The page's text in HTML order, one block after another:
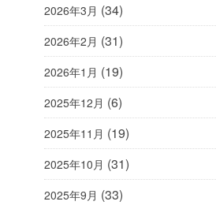
2026年3月 (34)
2026年2月 (31)
2026年1月 (19)
2025年12月 (6)
2025年11月 (19)
2025年10月 (31)
2025年9月 (33)